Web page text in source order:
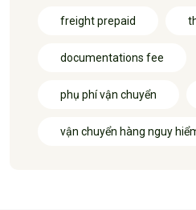
freight prepaid
documentations fee
phụ phí vận chuyển
vận chuyển hàng nguy